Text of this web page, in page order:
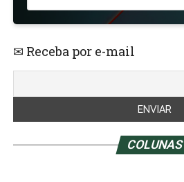
✉ Receba por e-mail
COLUNAS